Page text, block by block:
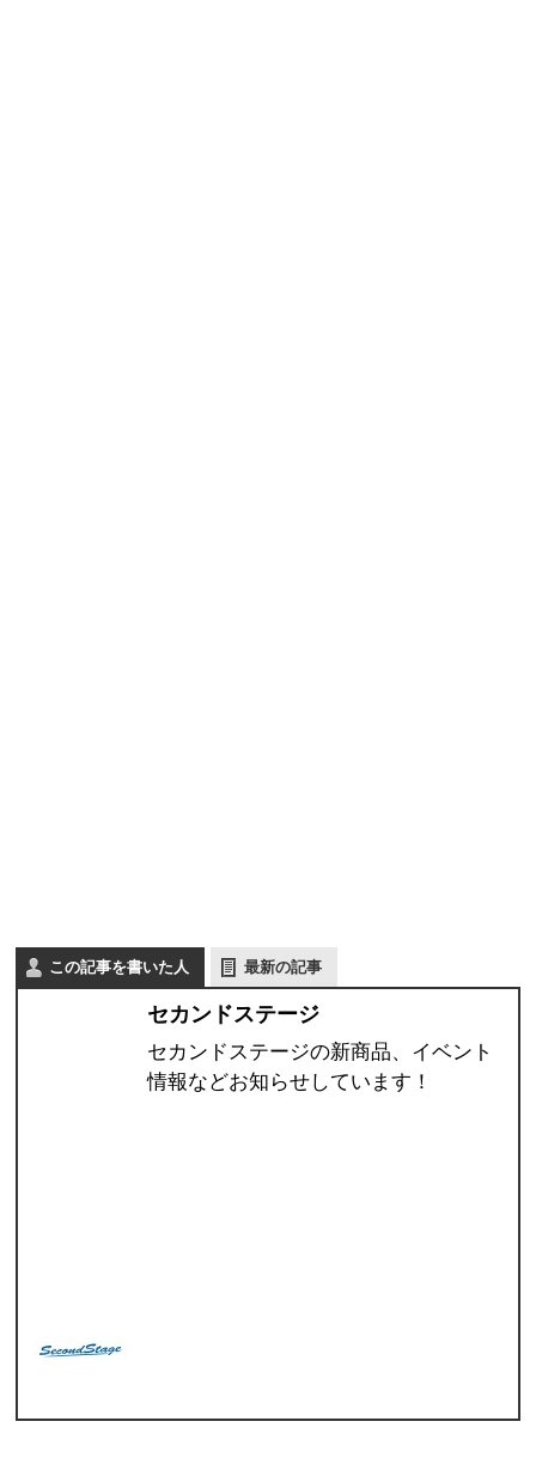
この記事を書いた人 最新の記事
セカンドステージ
セカンドステージの新商品、イベント
情報などお知らせしています！